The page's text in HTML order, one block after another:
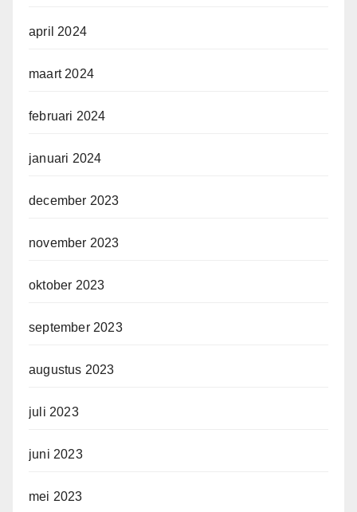
april 2024
maart 2024
februari 2024
januari 2024
december 2023
november 2023
oktober 2023
september 2023
augustus 2023
juli 2023
juni 2023
mei 2023